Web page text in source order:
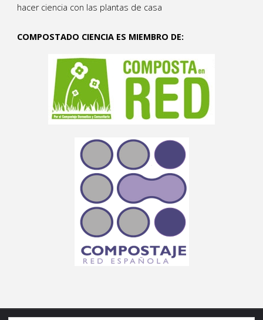
hacer ciencia con las plantas de casa
COMPOSTADO CIENCIA ES MIEMBRO DE: